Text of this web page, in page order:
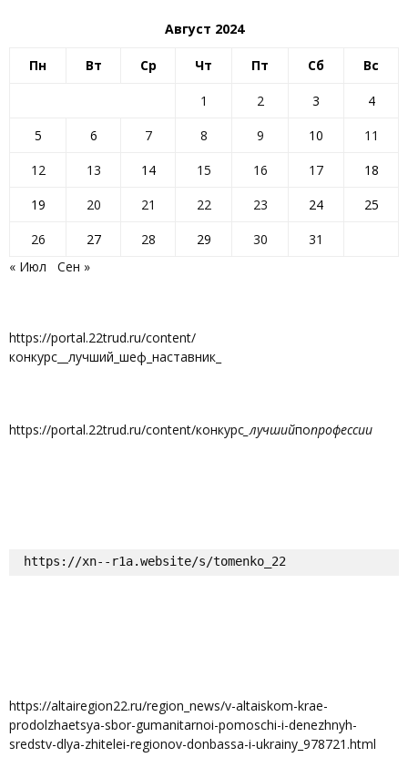
Август 2024
Пн Вт Ср Чт Пт Сб Вс
1 2 3
4
5
6 7 8 9 10
11
12
13 14 15 16 17
18
19
20 21 22 23 24
25
26
27 28 29 30
31
« Июл
Сен »
https://portal.22trud.ru/content/
конкурс__лучший_шеф_наставник_
https://portal.22trud.ru/content/конкурс _лучшийпопрофессии
https://xn--r1a.website/s/tomenko_22
https://altairegion22.ru/region_news/v-altaiskom-krae-
prodolzhaetsya-sbor-gumanitarnoi-pomoschi-i-denezhnyh-
sredstv-dlya-zhitelei-regionov-donbassa-i-ukrainy_978721.html